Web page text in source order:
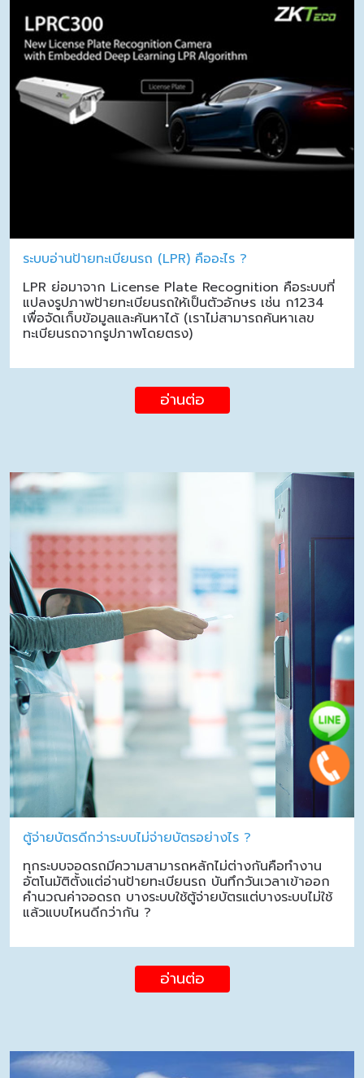
ระบบอ่านป้ายทะเบียนรถ (LPR) คืออะไร ?
LPR ย่อมาจาก License Plate Recognition คือระบบที่
แปลงรูปภาพป้ายทะเบียนรถให้เป็นตัวอักษร เช่น ก1234
เพื่อจัดเก็บข้อมูลและค้นหาได้ (เราไม่สามารถค้นหาเลข
ทะเบียนรถจากรูปภาพโดยตรง)
อ่านต่อ
ตู้จ่ายบัตรดีกว่าระบบไม่จ่ายบัตรอย่างไร ?
ทุกระบบจอดรถมีความสามารถหลักไม่ต่างกันคือทำงาน
อัตโนมัติตั้งแต่อ่านป้ายทะเบียนรถ บันทึกวันเวลาเข้าออก
คำนวณค่าจอดรถ บางระบบใช้ตู้จ่ายบัตรแต่บางระบบไม่ใช้
แล้วแบบไหนดีกว่ากัน ?
อ่านต่อ